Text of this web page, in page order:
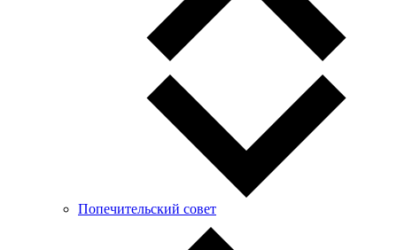
Попечительский совет